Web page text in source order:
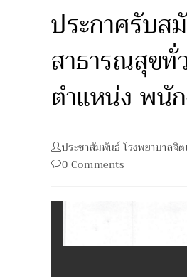
ประกาศรับส
สาธารณสุข
ตำแหน่ง พนั
Post
author:
ประชาสัมพันธ์ โรงพยาบาลจิ
Post0 Comments